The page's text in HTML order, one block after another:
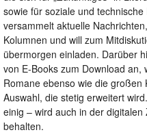
sowie für soziale und
versammelt aktuelle
Kolumnen und will zum
übermorgen einladen. Darüber
von E-Books zum Download an,
Romane ebenso wie die
Auswahl, die stetig erweitert
einig – wird auch in der
behalten.